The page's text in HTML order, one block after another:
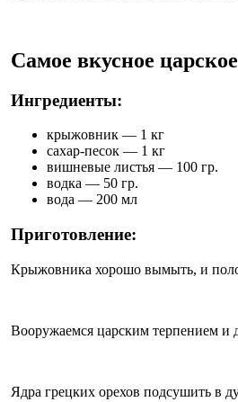
Самое вкусное
Ингредиенты:
крыжовник — 1 кг
сахар-песок — 1 кг
вишневые листья — 100 гр.
водка — 50 гр.
вода — 200 мл
Приготовление:
Крыжовника хорошо вымыть, и
Вооружаемся царским терпением и
Ядра грецких орехов подсушить в